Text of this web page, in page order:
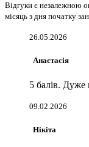
Відгуки є незалежною
місяць з дня початку
26.05.2026
Анастасія
5 балів. Дуже
09.02.2026
Нікіта